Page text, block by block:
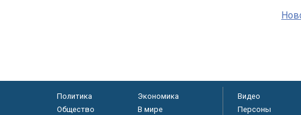
Политика
Экономика
Общество
В мире
Видео
Персоны